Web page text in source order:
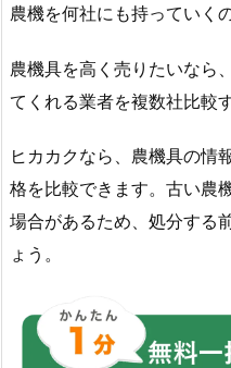
農機を何社にも持っていく
農機具を高く売りたいなら
てくれる業者を複数社比較
ヒカカクなら、農機具の情
格を比較できます。古い農
場合があるため、処分する
ょう。